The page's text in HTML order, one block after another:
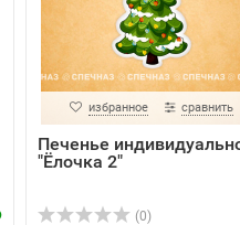
избранное сравнить
Печенье
"Ёлочка 2"
(0)